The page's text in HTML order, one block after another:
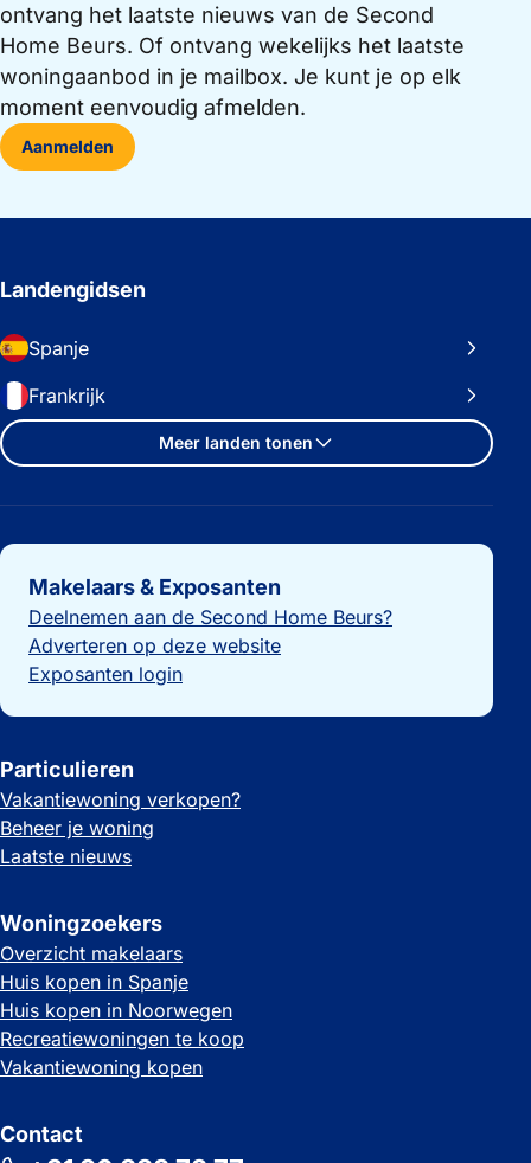
ontvang het laatste nieuws van de Second
Home Beurs. Of ontvang wekelijks het laatste
woningaanbod in je mailbox. Je kunt je op elk
moment eenvoudig afmelden.
Aanmelden
Landengidsen
Spanje
Frankrijk
Meer landen tonen
Belangrijke links
Makelaars & Exposanten
Deelnemen aan de Second Home Beurs?
Adverteren op deze website
Exposanten login
Particulieren
Vakantiewoning verkopen?
Beheer je woning
Laatste nieuws
Woningzoekers
Overzicht makelaars
Huis kopen in Spanje
Huis kopen in Noorwegen
Recreatiewoningen te koop
Vakantiewoning kopen
Contact